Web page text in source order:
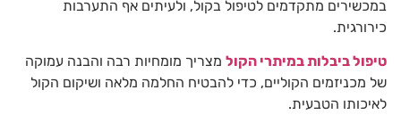
במכשירים מתקדמים לטיפול בקול, ולעיתים אף התערבות
כירורגית.
טיפול ביבלות במיתרי הקול מצריך מומחיות רבה והבנה עמוקה
של מכניזמים הקוליים, כדי להבטיח החלמה מלאה ושיקום הקול
לאיכותו הטבעית.